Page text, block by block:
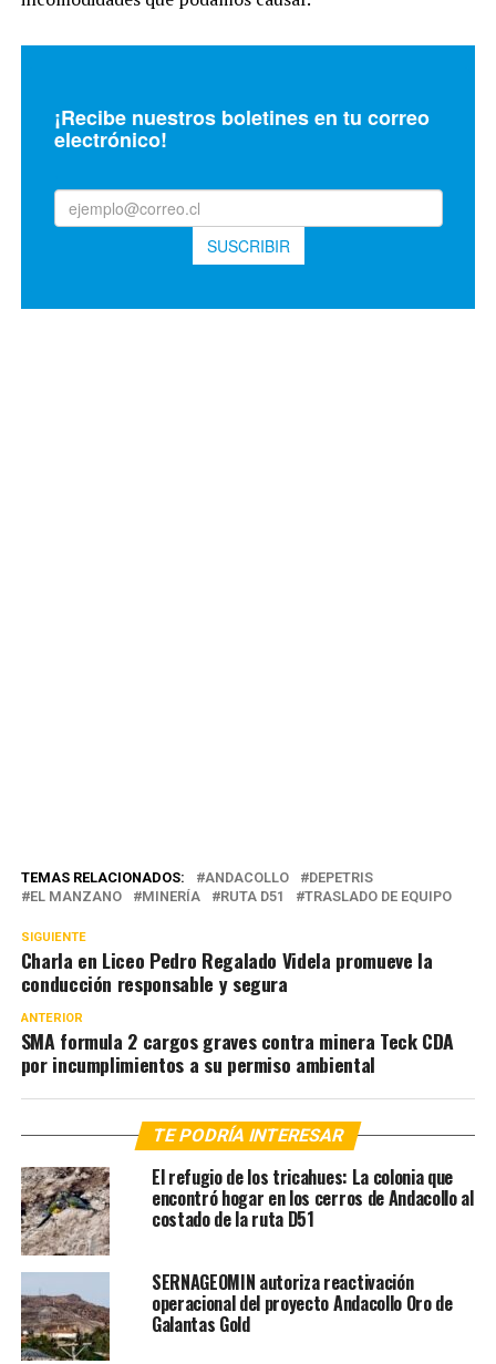
TEMAS RELACIONADOS: ANDACOLLO
DEPETRIS
EL MANZANO
MINERÍA RUTA D51 TRASLADO DE EQUIPO
SIGUIENTE
Charla en Liceo Pedro Regalado Videla promueve la
conducción responsable y segura
ANTERIOR
SMA formula 2 cargos graves contra minera Teck CDA
por incumplimientos a su permiso ambiental
TE PODRÍA INTERESAR
El refugio de los tricahues: La colonia que
encontró hogar en los cerros de Andacollo al
costado de la ruta D51
SERNAGEOMIN autoriza reactivación
operacional del proyecto Andacollo Oro de
Galantas Gold